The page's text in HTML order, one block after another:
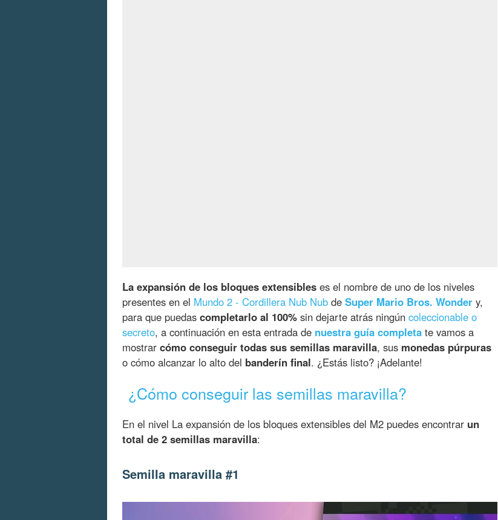
La expansión de los bloques extensibles es el nombre de uno de los niveles
presentes en el Mundo 2 - Cordillera Nub Nub de Super Mario Bros. Wonder y,
para que puedas completarlo al 100% sin dejarte atrás ningún coleccionable o
secreto, a continuación en esta entrada de nuestra guía completa te vamos a
mostrar cómo conseguir todas sus semillas maravilla, sus monedas púrpuras
o cómo alcanzar lo alto del banderín final. ¿Estás listo? ¡Adelante!
¿Cómo conseguir las semillas maravilla?
En el nivel La expansión de los bloques extensibles del M2 puedes encontrar un
total de 2 semillas maravilla:
Semilla maravilla #1